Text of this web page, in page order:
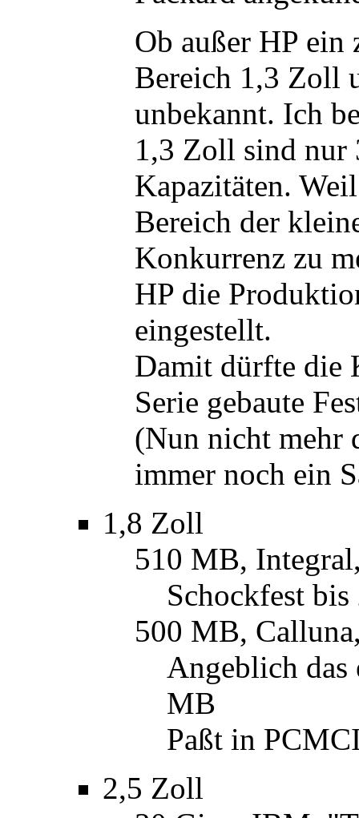
Ob außer HP ein
Bereich 1,3 Zoll
unbekannt. Ich
1,3 Zoll sind nur
Kapazitäten.
Bereich der
Konkurrenz zu
HP die
eingestellt.
Damit dürfte die
Serie gebaute
(Nun nicht mehr
immer noch ein
1,8 Zoll
510 MB,
Schockfest
500 MB,
Angeblich das
MB
Paßt in
2,5 Zoll